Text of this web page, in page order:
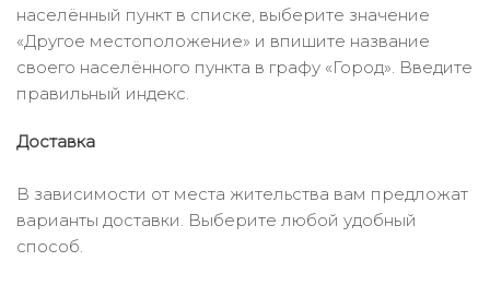
населённый пункт в списке, выберите значение
«Другое местоположение» и впишите название
своего населённого пункта в графу «Город». Введите
правильный индекс.
Доставка
В зависимости от места жительства вам предложат
варианты доставки. Выберите любой удобный
способ.